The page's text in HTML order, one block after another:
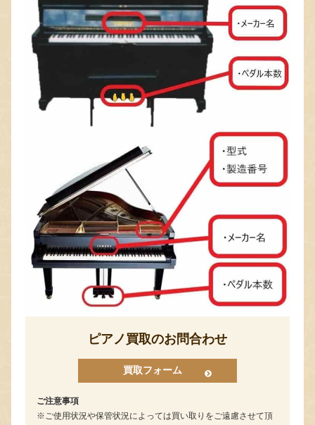
ピアノ買取のお問合わせ
買取フォーム
ご注意事項
ご使用状況や保管状況によっては買い取りをご遠慮させて頂